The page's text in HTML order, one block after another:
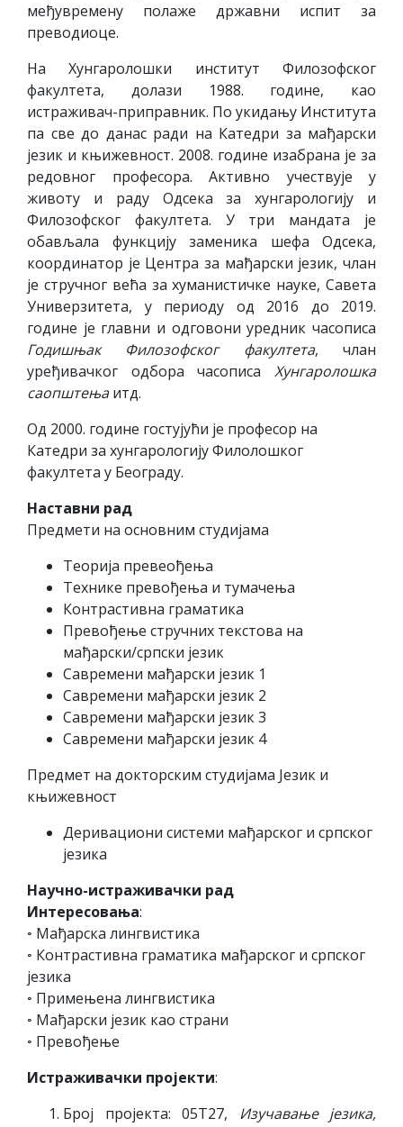
међувремену полаже државни испит за
преводиоце.
На Хунгаролошки институт Филозофског
факултета, долази 1988. године, као
истраживач-приправник. По укидању Института
па све до данас ради на Катедри за мађарски
језик и књижевност. 2008. године изабрана је за
редовног професора. Активно учествује у
животу и раду Одсека за хунгарологију и
Филозофског факултета. У три мандата је
обављала функцију заменика шефа Одсека,
координатор је Центра за мађарски језик, члан
је стручног већа за хуманистичке науке, Савета
Универзитета, у периоду од 2016 до 2019.
године је главни и одговони уредник часописа
Годишњак Филозофског факултета, члан
уређивачког одбора часописа Хунгаролошка
саопштењаитд.
Од 2000. године гостујући је професор на
Катедри за хунгарологију Филолошког
факултета у Београду.
Наставни рад
Предмети на основним студијама
Теорија превеођења
Технике превођења и тумачења
Контрастивна граматика
Превођење стручних текстова на
мађарски/српски језик
Савремени мађарски језик 1
Савремени мађарски језик 2
Савремени мађарски језик 3
Савремени мађарски језик 4
Предмет на докторским студијама Језик и
књижевност
Деривациони системи мађарског и српског
језика
Научно-истраживачки рад
Интересовања:
◦ Мађарска лингвистика
◦ Контрастивна граматика мађарског и српског
језика
◦ Примењена лингвистика
◦ Мађарски језик као страни
◦ Превођење
Истраживачки пројекти:
Број пројекта: 05Т27, Изучавање језика,